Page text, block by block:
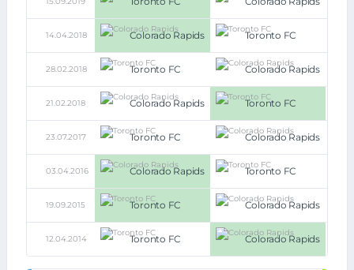
14.04.2018 Colorado Rapids Toronto FC
28.02.2018 Toronto FC Colorado Rapids
21.02.2018 Colorado Rapids Toronto FC
23.07.2017 Toronto FC Colorado Rapids
03.04.2016 Colorado Rapids Toronto FC
19.09.2015 Toronto FC Colorado Rapids
12.04.2014 Toronto FC Colorado Rapids